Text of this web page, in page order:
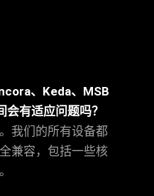
、Keda、MSB
会有适应问题吗？
我们的所有设备都
兼容，包括一些核